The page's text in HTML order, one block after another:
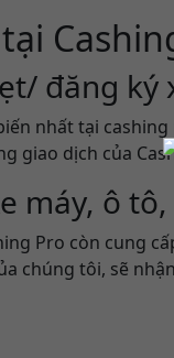
đăng ký
nhất tại
giao dịch của
máy, ô
Pro còn cung
chúng tôi, sẽ